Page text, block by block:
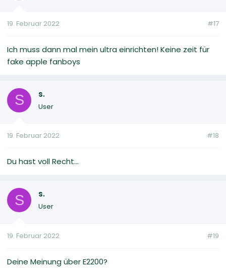
19. Februar 2022 #17
Ich muss dann mal mein ultra einrichten! Keine zeit für
fake apple fanboys
S s.
User
19. Februar 2022 #18
Du hast voll Recht...
S s.
User
19. Februar 2022 #19
Deine Meinung über E2200?